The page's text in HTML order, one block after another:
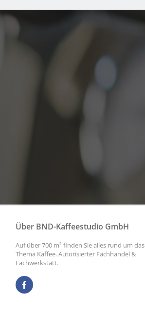
Über BND-Kaffeestudio GmbH
Auf über 700 m² finden Sie alles rund um das
Thema Kaffee. Autorisierter Fachhandel &
Fachwerkstatt.